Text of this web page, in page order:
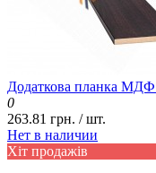
Додаткова планка
0
263.81 грн. / шт.
Нет в наличии
Хіт продажів